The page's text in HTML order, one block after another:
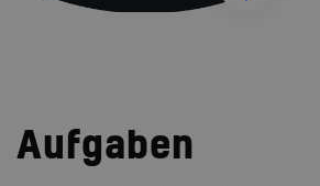
Aufgaben